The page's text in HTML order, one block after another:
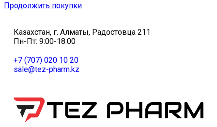
Продолжить покупки
Казахстан, г. Алматы, Радостовца 211
Пн-Пт: 9:00-18:00
+7 (707) 020 10 20
sale@tez-pharm.kz